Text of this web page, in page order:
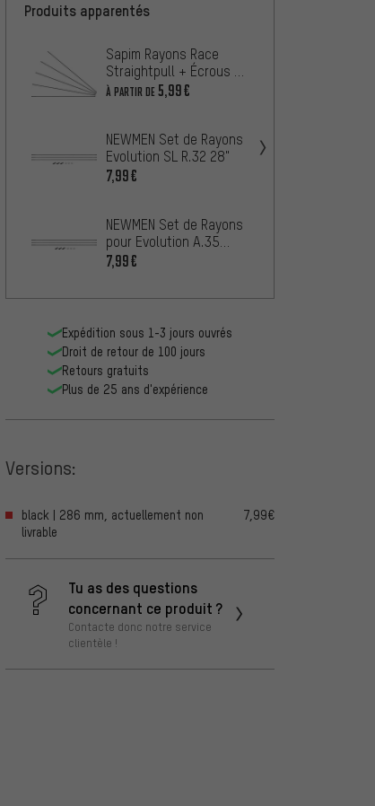
Produits apparentés
Sapim Rayons Race
Straightpull + Écrous -
5 pièces
À PARTIR DE 5,99€
NEWMEN Set de Rayons
Evolution SL R.32 28"
7,99€
NEWMEN Set de Rayons
pour Evolution A.35
27,5"
7,99€
Expédition sous 1-3 jours ouvrés
Droit de retour de 100 jours
Retours gratuits
Plus de 25 ans d'expérience
Versions:
black | 286 mm, actuellement non
livrable
7,99€
Tu as des questions
concernant ce produit ?
Contacte donc notre service
clientèle !